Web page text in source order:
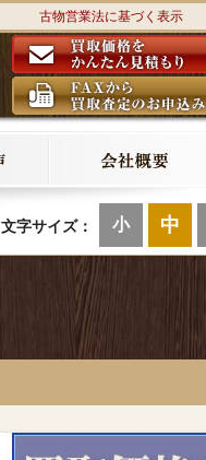
古物営業法に基づく表示
文字サイズ： 小 中